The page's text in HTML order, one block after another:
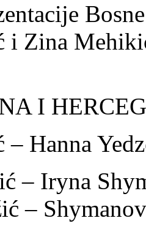
i Zina
I
– Hanna
– Iryna
–